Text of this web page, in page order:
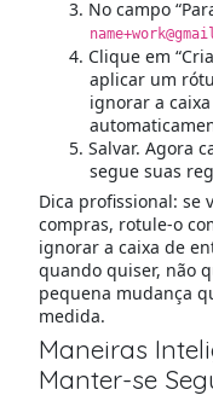
No campo
Clique em
aplicar um
ignorar a
Salvar. Agora
segue suas
Dica profissional: se
compras, rotule-o
ignorar a caixa de
quando quiser, não
pequena mudança
medida.
Maneiras
Manter-se